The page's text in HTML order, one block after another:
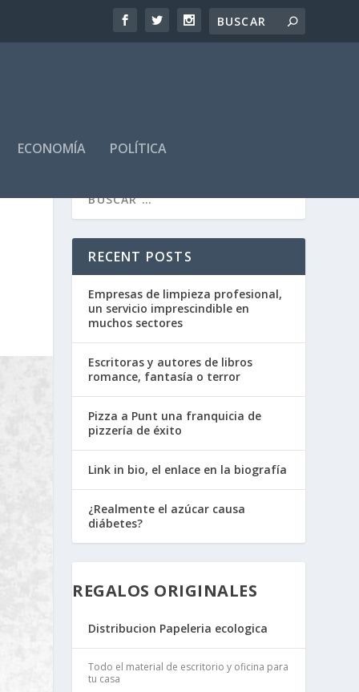
ECONOMÍA POLÍTICA
RECENT POSTS
Empresas de limpieza profesional,
un servicio imprescindible en
muchos sectores
Escritoras y autores de libros
romance, fantasía o terror
Pizza a Punt una franquicia de
pizzería de éxito
Link in bio, el enlace en la biografía
¿Realmente el azúcar causa
diábetes?
REGALOS ORIGINALES
Distribucion Papeleria ecologica
Todo el material de escritorio y oficina para
tu casa